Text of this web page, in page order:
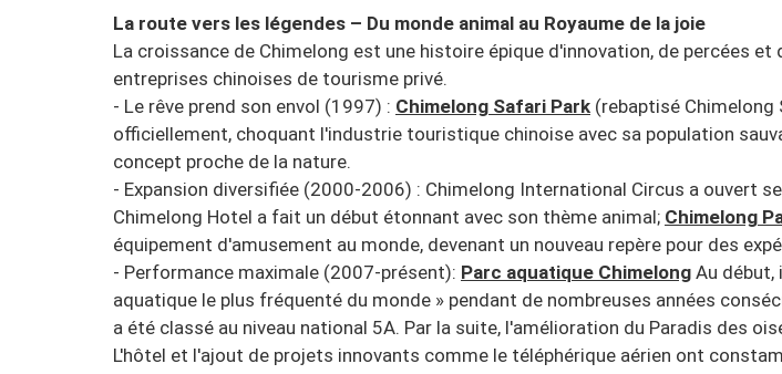
La route vers les légendes – Du monde animal au Royaume de la joie
La croissance de Chimelong est une histoire épique d'innovation, de percées et
entreprises chinoises de tourisme privé.
- Le rêve prend son envol (1997) : Chimelong Safari Park (rebaptisé Chimelong
officiellement, choquant l'industrie touristique chinoise avec sa population
concept proche de la nature.
- Expansion diversifiée (2000-2006) : Chimelong International Circus a ouvert
Chimelong Hotel a fait un début étonnant avec son thème animal; Chimelong
équipement d'amusement au monde, devenant un nouveau repère pour des
- Performance maximale (2007-présent): Parc aquatique Chimelong Au début,
aquatique le plus fréquenté du monde » pendant de nombreuses années
a été classé au niveau national 5A. Par la suite, l'amélioration du Paradis des
L'hôtel et l'ajout de projets innovants comme le téléphérique aérien ont